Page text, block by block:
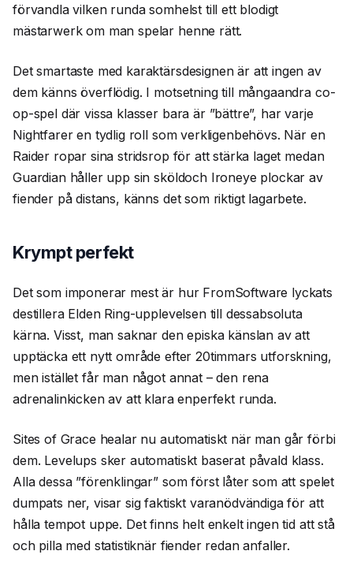
förvandla vilken runda somhelst till ett blodigt
mästarwerk om man spelar henne rätt.
Det smartaste med karaktärsdesignen är att ingen av
dem känns överflödig. I motsetning till mångaandra co-
op-spel där vissa klasser bara är ”bättre”, har varje
Nightfarer en tydlig roll som verkligenbehövs. När en
Raider ropar sina stridsrop för att stärka laget medan
Guardian håller upp sin sköldoch Ironeye plockar av
fiender på distans, känns det som riktigt lagarbete.
Krympt perfekt
Det som imponerar mest är hur FromSoftware lyckats
destillera Elden Ring-upplevelsen till dessabsoluta
kärna. Visst, man saknar den episka känslan av att
upptäcka ett nytt område efter 20timmars utforskning,
men istället får man något annat – den rena
adrenalinkicken av att klara enperfekt runda.
Sites of Grace healar nu automatiskt när man går förbi
dem. Levelups sker automatiskt baserat påvald klass.
Alla dessa ”förenklingar” som först låter som att spelet
dumpats ner, visar sig faktiskt varanödvändiga för att
hålla tempot uppe. Det finns helt enkelt ingen tid att stå
och pilla med statistiknär fiender redan anfaller.